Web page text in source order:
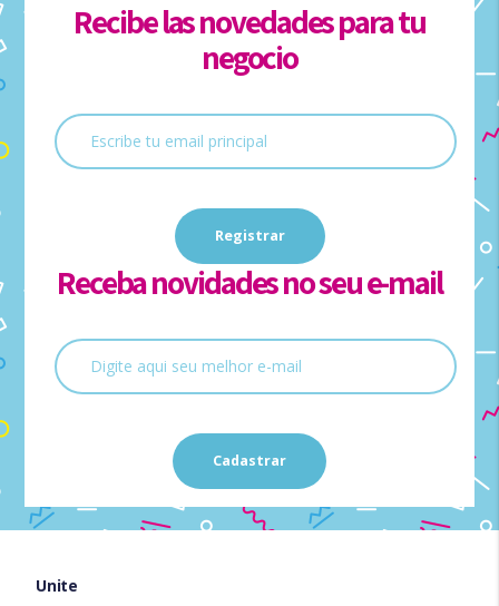
Recibe las novedades para tu
negocio
Receba novidades no seu e-mail
Unite